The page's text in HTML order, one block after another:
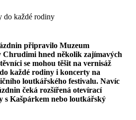
připravilo Muzeum
hned několik zajímavých
se mohou těšit na vernisáž
každé rodiny i koncerty na
loutkářského festivalu. Navíc
čeká rozšířená otevírací
s Kašpárkem nebo loutkářský